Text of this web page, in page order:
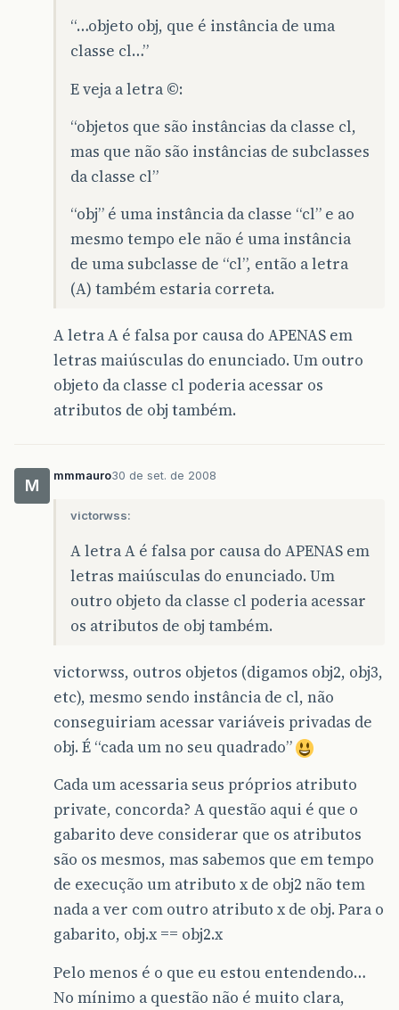
“…objeto obj, que é instância de uma
classe cl…”
E veja a letra ©:
“objetos que são instâncias da classe cl,
mas que não são instâncias de subclasses
da classe cl”
“obj” é uma instância da classe “cl” e ao
mesmo tempo ele não é uma instância
de uma subclasse de “cl”, então a letra
(A) também estaria correta.
A letra A é falsa por causa do APENAS em
letras maiúsculas do enunciado. Um outro
objeto da classe cl poderia acessar os
atributos de obj também.
M
mmmauro30 de set. de 2008
victorwss:
A letra A é falsa por causa do APENAS em
letras maiúsculas do enunciado. Um
outro objeto da classe cl poderia acessar
os atributos de obj também.
victorwss, outros objetos (digamos obj2, obj3,
etc), mesmo sendo instância de cl, não
conseguiriam acessar variáveis privadas de
obj. É “cada um no seu quadrado”
Cada um acessaria seus próprios atributo
private, concorda? A questão aqui é que o
gabarito deve considerar que os atributos
são os mesmos, mas sabemos que em tempo
de execução um atributo x de obj2 não tem
nada a ver com outro atributo x de obj. Para o
gabarito, obj.x == obj2.x
Pelo menos é o que eu estou entendendo…
No mínimo a questão não é muito clara,